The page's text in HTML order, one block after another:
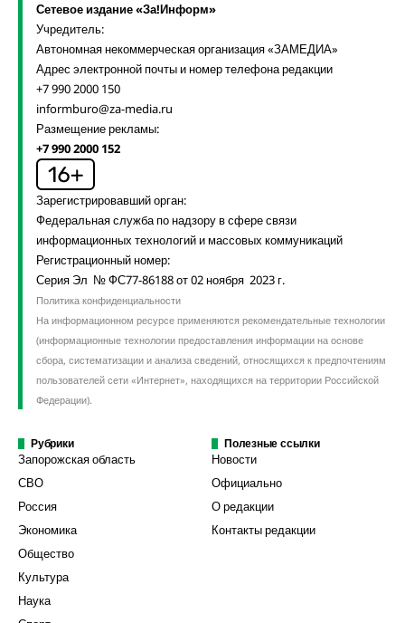
Сетевое издание «За!Информ»
Учредитель:
Автономная некоммерческая организация «ЗАМЕДИА»
Адрес электронной почты и номер телефона редакции
+7 990 2000 150
informburo@za-media.ru
Размещение рекламы:
+7 990 2000 152
Зарегистрировавший орган:
Федеральная служба по надзору в сфере связи
информационных технологий и массовых коммуникаций
Регистрационный номер:
Серия Эл № ФС77-86188 от 02 ноября 2023 г.
Политика конфиденциальности
На информационном ресурсе применяются рекомендательные технологии
(информационные технологии предоставления информации на основе
сбора, систематизации и анализа сведений, относящихся к предпочтениям
пользователей сети «Интернет», находящихся на территории Российской
Федерации).
Рубрики
Запорожская область
СВО
Россия
Экономика
Общество
Культура
Наука
Полезные ссылки
Новости
Официально
О редакции
Контакты редакции